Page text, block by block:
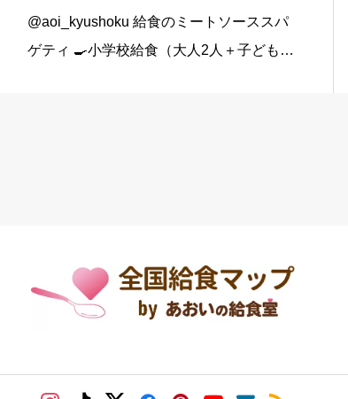
@aoi_kyushoku 給食のミートソーススパ
ゲティ 🍳小学校給食（大人2人＋子ども1